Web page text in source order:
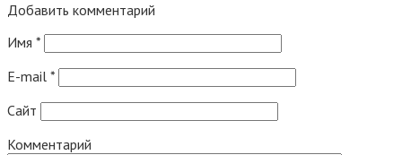
Добавить комментарий
Имя *
E-mail *
Сайт
Комментарий